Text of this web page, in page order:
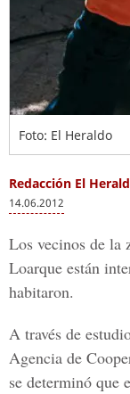
Foto: El Heraldo
Redacción El
14.06.2012
Los vecinos de la
Loarque están
habitaron.
A través de
Agencia de
se determinó que